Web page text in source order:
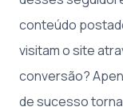
conteúdo
visitam o site
conversão?
de sucesso